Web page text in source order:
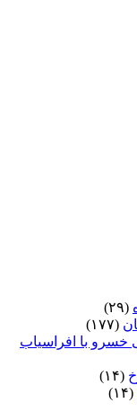
(۲۹)
(۱۷۷)
با افراسیاب
(۱۴)
(۱۴)